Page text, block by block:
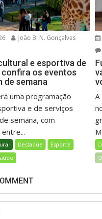
João B. N. Gonçalves
e esportiva de
confira os eventos
de semana
uma programação
e de serviços
semana, com
Destaque
Esporte
A